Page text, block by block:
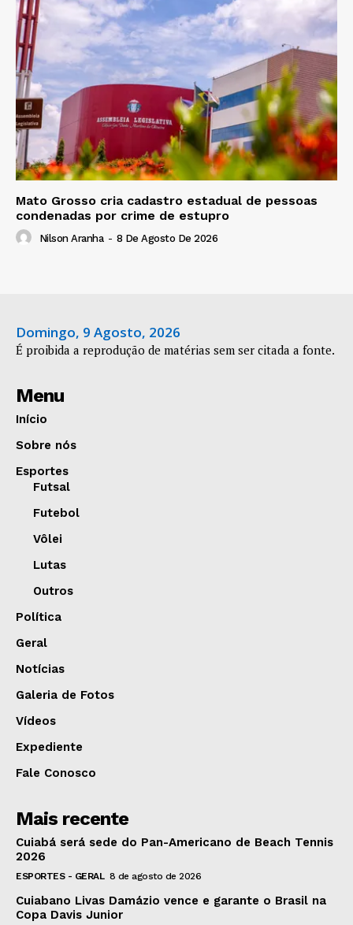
Mato Grosso cria cadastro estadual de pessoas
condenadas por crime de estupro
Nilson Aranha - 8 De Agosto De 2026
Domingo, 9 Agosto, 2026
É proibida a reprodução de matérias sem ser citada a fonte.
Menu
Início
Sobre nós
Esportes
Futsal
Futebol
Vôlei
Lutas
Outros
Política
Geral
Notícias
Galeria de Fotos
Vídeos
Expediente
Fale Conosco
Mais recente
Cuiabá será sede do Pan-Americano de Beach Tennis
2026
ESPORTES - GERAL 8 de agosto de 2026
Cuiabano Livas Damázio vence e garante o Brasil na
Copa Davis Junior